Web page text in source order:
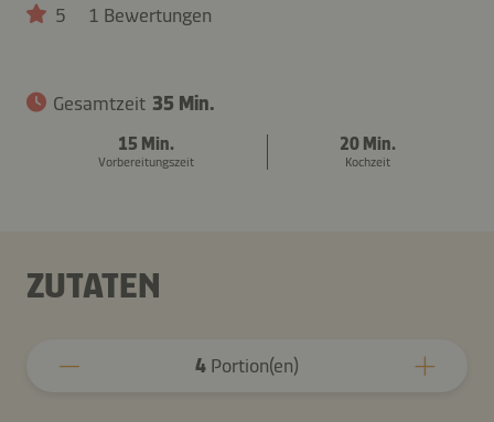
5 1 Bewertungen
Gesamtzeit 35 Min.
15 Min.
Vorbereitungszeit
20 Min.
Kochzeit
ZUTATEN
4 Portion(en)